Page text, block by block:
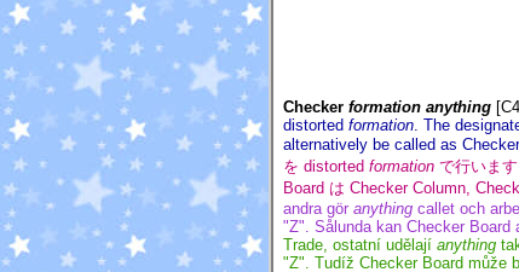
Checker formation anything
distorted formation . The
alternatively be called as
を distorted formation で行いま
Board は Checker Column,
andra gör anything callet och
"Z". Sålunda kan Checker Board
Trade, ostatní udělají anything
"Z". Tudíž Checker Board může